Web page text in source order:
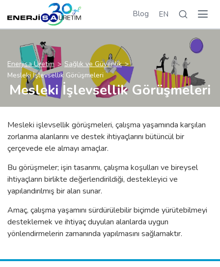
Blog EN
Enerjisa Üretim
Sağlık ve Güvenlik
Mesleki İşlevsellik Görüşmeleri
Mesleki İşlevsellik Görüşmeleri
Mesleki işlevsellik görüşmeleri, çalışma yaşamında karşılan
zorlanma alanlarını ve destek ihtiyaçlarını bütüncül bir
çerçevede ele almayı amaçlar.
Bu görüşmeler; işin tasarımı, çalışma koşulları ve bireysel
ihtiyaçların birlikte değerlendirildiği, destekleyici ve
yapılandırılmış bir alan sunar.
Amaç, çalışma yaşamını sürdürülebilir biçimde yürütebilmeyi
desteklemek ve ihtiyaç duyulan alanlarda uygun
yönlendirmelerin zamanında yapılmasını sağlamaktır.